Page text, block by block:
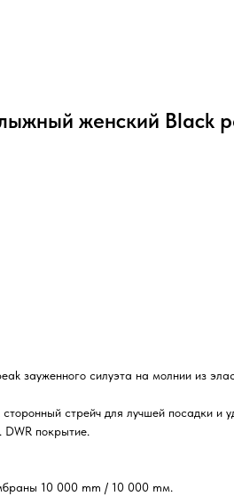
женский Black
зауженного силуэта на молнии из
стрейч для лучшей посадки и
DWR покрытие.
10 000 mm / 10 000 mм.